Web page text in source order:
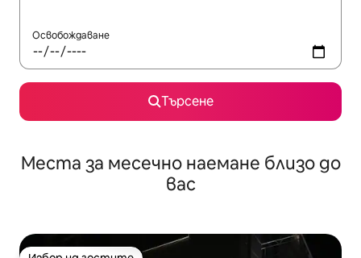
Освобождаване
Търсене
Места за месечно наемане близо до
вас